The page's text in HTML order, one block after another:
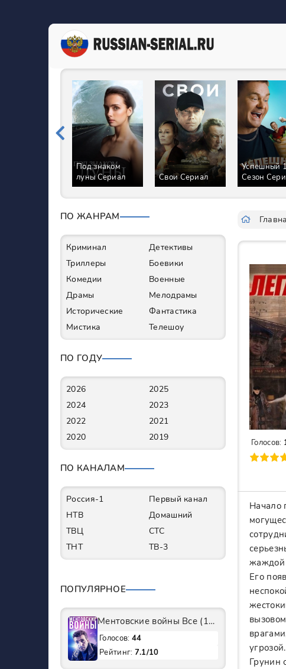
Под знаком
луны Сериал
Свои Сериал
Успешный
Сезон
Голосов:
7 8 9
Начало
жаждой
Его
Грунин
ПО ЖАНРАМ
Криминал
Детективы
Триллеры
Боевики
Комедии
Военные
Драмы
Мелодрамы
Исторические
Фантастика
Мистика
Телешоу
ПО ГОДУ
2026
2025
2024
2023
2022
2021
2020
2019
ПО КАНАЛАМ
Россия-1
Первый канал
НТВ
Домашний
ТВЦ
СТС
ТНТ
ТВ-3
ПОПУЛЯРНОЕ
Ментовские войны Все (1-11 Сезоны) подряд Сериал
Голосов: 44
Рейтинг: 7.1/10